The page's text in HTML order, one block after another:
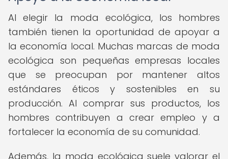
Al elegir la moda ecológica, los hombres
también tienen la oportunidad de apoyar a
la economía local. Muchas marcas de moda
ecológica son pequeñas empresas locales
que se preocupan por mantener altos
estándares éticos y sostenibles en su
producción. Al comprar sus productos, los
hombres contribuyen a crear empleo y a
fortalecer la economía de su comunidad.
Además, la moda ecológica suele valorar el